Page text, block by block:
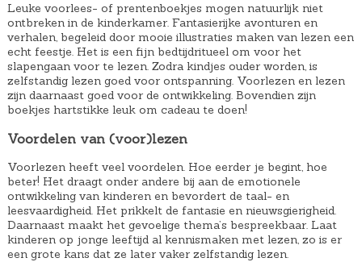
Leuke voorlees- of prentenboekjes mogen natuurlijk niet
ontbreken in de kinderkamer. Fantasierijke avonturen en
verhalen, begeleid door mooie illustraties maken van lezen een
echt feestje. Het is een fijn bedtijdritueel om voor het
slapengaan voor te lezen. Zodra kindjes ouder worden, is
zelfstandig lezen goed voor ontspanning. Voorlezen en lezen
zijn daarnaast goed voor de ontwikkeling. Bovendien zijn
boekjes hartstikke leuk om cadeau te doen!
Voordelen van (voor)lezen
Voorlezen heeft veel voordelen. Hoe eerder je begint, hoe
beter! Het draagt onder andere bij aan de emotionele
ontwikkeling van kinderen en bevordert de taal- en
leesvaardigheid. Het prikkelt de fantasie en nieuwsgierigheid.
Daarnaast maakt het gevoelige thema’s bespreekbaar. Laat
kinderen op jonge leeftijd al kennismaken met lezen, zo is er
een grote kans dat ze later vaker zelfstandig lezen.